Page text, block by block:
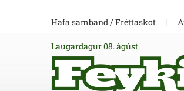
laugardagur 08. ágúst
Hafa samband / Fréttaskot